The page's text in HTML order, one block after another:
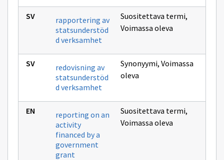
rapportering av
statsunderstöd
d verksamhet
Suositettava termi,
Voimassa oleva
redovisning av
statsunderstöd
d verksamhet
Synonyymi, Voimassa
oleva
reporting on an
activity
financed by a
government
grant
Suositettava termi,
Voimassa oleva